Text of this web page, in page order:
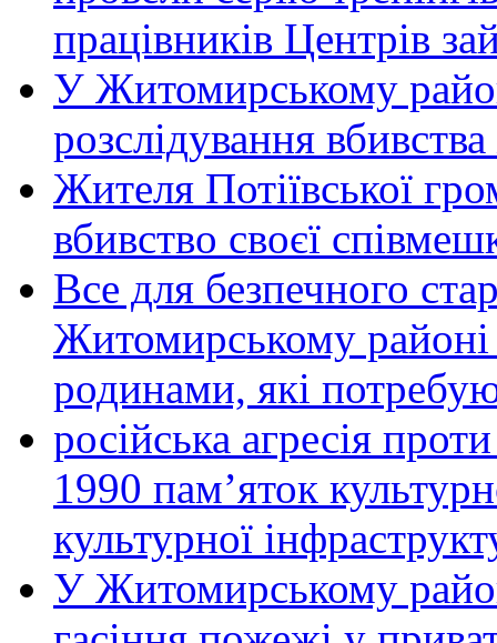
працівників Центрів
У Житомирському
розслідування
Жителя Потіївської
вбивство своєї
Все для безпечного
Житомирському районі
родинами, які
російська агресія
1990 пам’яток
культурної
У Житомирському